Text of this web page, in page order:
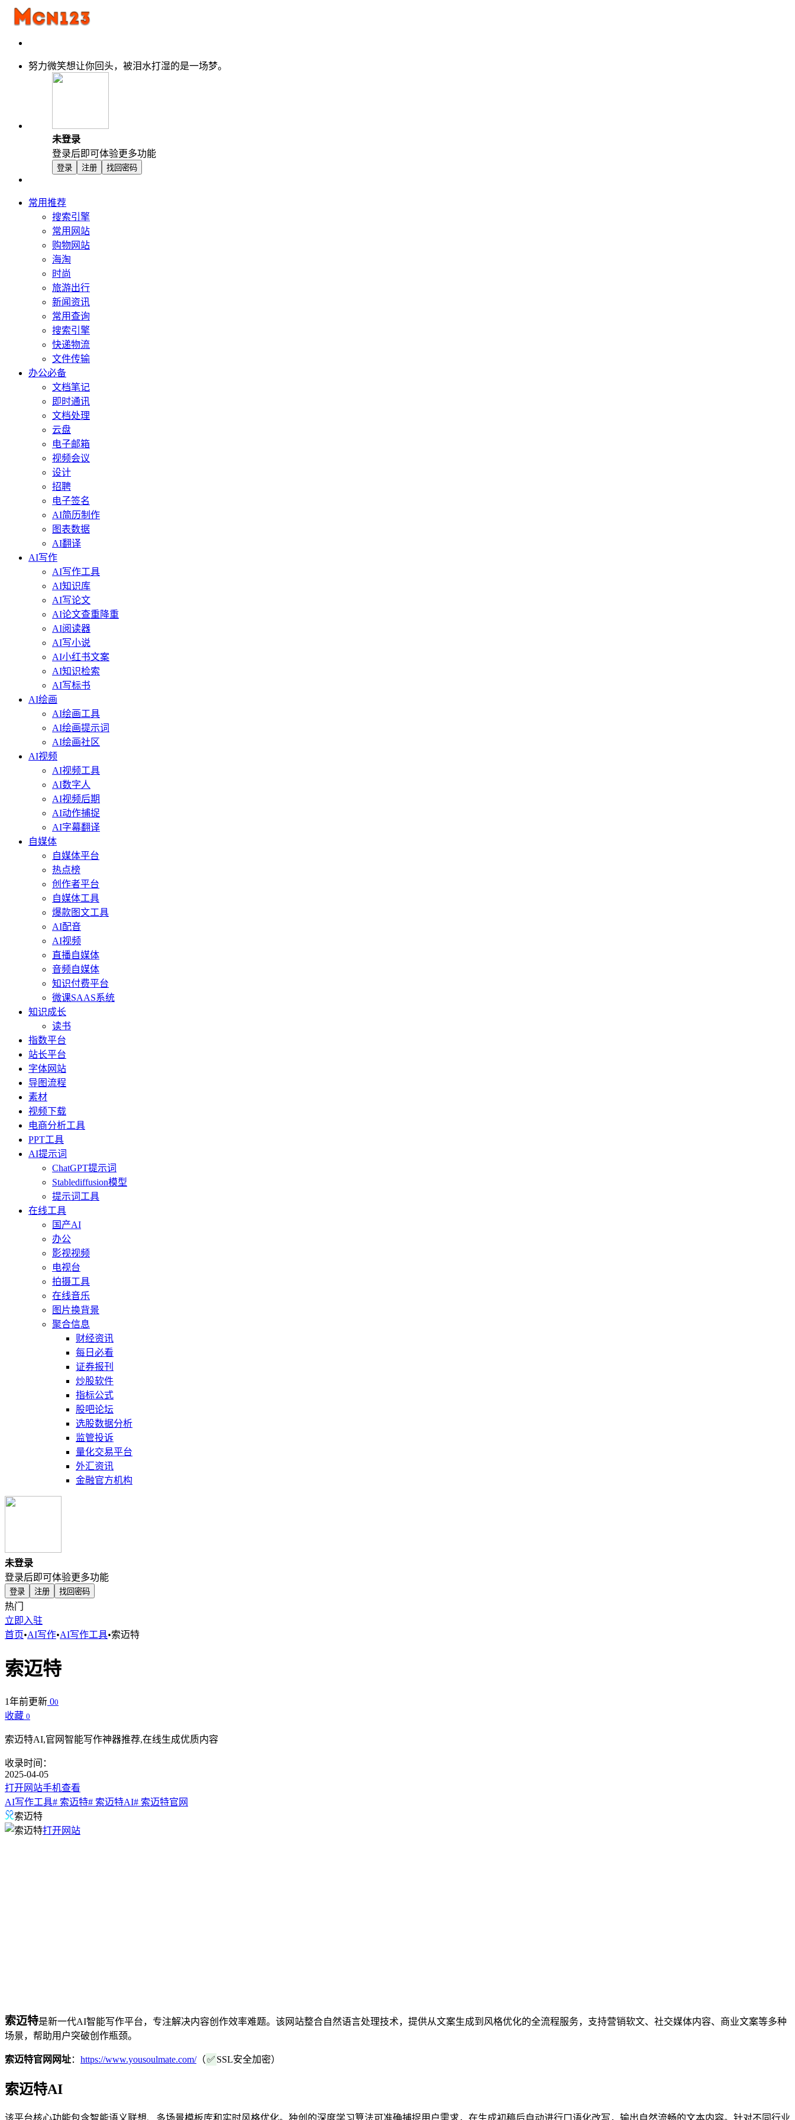
努力微笑想让你回头，被泪水打湿的是一场梦。
未登录
登录后即可体验更多功能
登录 注册 找回密码
常用推荐
搜索引擎
常用网站
购物网站
海淘
时尚
旅游出行
新闻资讯
常用查询
搜索引擎
快递物流
文件传输
办公必备
文档笔记
即时通讯
文档处理
云盘
电子邮箱
视频会议
设计
招聘
电子签名
AI简历制作
图表数据
AI翻译
AI写作
AI写作工具
AI知识库
AI写论文
AI论文查重降重
AI阅读器
AI写小说
AI小红书文案
AI知识检索
AI写标书
AI绘画
AI绘画工具
AI绘画提示词
AI绘画社区
AI视频
AI视频工具
AI数字人
AI视频后期
AI动作捕捉
AI字幕翻译
自媒体
自媒体平台
热点榜
创作者平台
自媒体工具
爆款图文工具
AI配音
AI视频
直播自媒体
音频自媒体
知识付费平台
微课SAAS系统
知识成长
读书
指数平台
站长平台
字体网站
导图流程
素材
视频下载
电商分析工具
PPT工具
AI提示词
ChatGPT提示词
Stablediffusion模型
提示词工具
在线工具
国产AI
办公
影视视频
电视台
拍摄工具
在线音乐
图片换背景
聚合信息
财经资讯
每日必看
证券报刊
炒股软件
指标公式
股吧论坛
选股数据分析
监管投诉
量化交易平台
外汇资讯
金融官方机构
未登录
登录后即可体验更多功能
登录 注册 找回密码
热门
立即入驻
首页•AI写作•AI写作工具•索迈特
索迈特
1年前更新 00
收藏 0
索迈特AI,官网智能写作神器推荐,在线生成优质内容
收录时间：
2025-04-05
打开网站手机查看
AI写作工具# 索迈特# 索迈特AI# 索迈特官网
索迈特
打开网站
索迈特是新一代AI智能写作平台，专注解决内容创作效率难题。该网站整合自然语言处理技术，提供从文案生成到风格优化的全流程服务，支持营销软文、社交媒体内容、商业文案等多种
场景，帮助用户突破创作瓶颈。
索迈特官网网址： https://www.yousoulmate.com/（✅ SSL安全加密）
索迈特AI
该平台核心功能包含智能语义联想、多场景模板库和实时风格优化。独创的深度学习算法可准确捕捉用户需求，在生成初稿后自动进行口语化改写，输出自然流畅的文本内容。针对不同行业